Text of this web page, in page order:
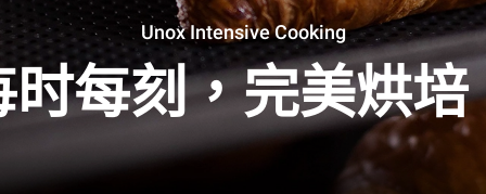
Unox Intensive Cooking
时每刻，完美烘培